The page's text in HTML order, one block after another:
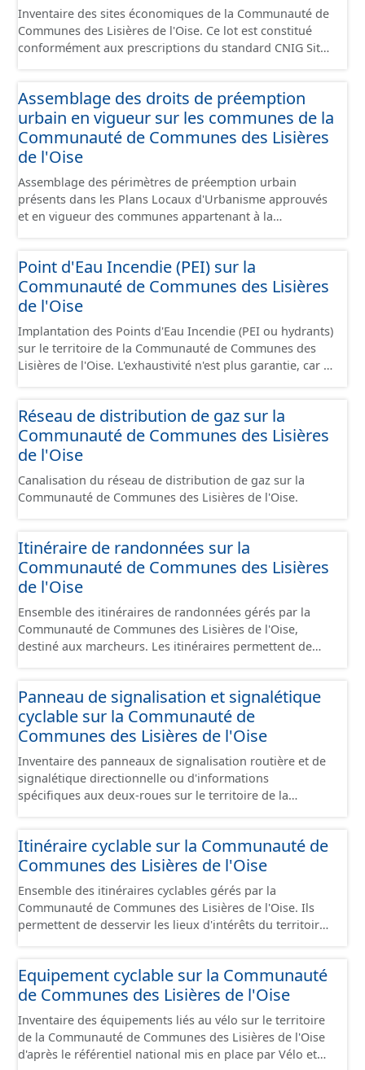
delà des prescriptions du CNIG se limitant aux SCI.
Inventaire des sites économiques de la Communauté de
Communes des Lisières de l'Oise. Ce lot est constitué
conformément aux prescriptions du standard CNIG Sites
Assemblage des droits de préemption
urbain en vigueur sur les communes de la
Communauté de Communes des Lisières
de l'Oise
Assemblage des périmètres de préemption urbain
présents dans les Plans Locaux d'Urbanisme approuvés
et en vigueur des communes appartenant à la
prescriptions nationales du CNIG. Malgré l'attention
portée à la création de ces données, il est rappelé que
seuls les documents papiers font foi et sont opposables
Point d'Eau Incendie (PEI) sur la
Communauté de Communes des Lisières
de l'Oise
Implantation des Points d'Eau Incendie (PEI ou hydrants)
sur le territoire de la Communauté de Communes des
Lisières de l'Oise. L'exhaustivité n'est plus garantie, car il
2020.
Réseau de distribution de gaz sur la
Communauté de Communes des Lisières
de l'Oise
Canalisation du réseau de distribution de gaz sur la
Communauté de Communes des Lisières de l'Oise.
Itinéraire de randonnées sur la
Communauté de Communes des Lisières
de l'Oise
Ensemble des itinéraires de randonnées gérés par la
Communauté de Communes des Lisières de l'Oise,
destiné aux marcheurs. Les itinéraires permettent de
emprunter tout type de voies (sécurisées ou non) : voie
verte, milieu urbain, chemin, .... Ce ne sont pas des
aménagements mais ils peuvent emprunter des
peuvent aussi parfois emprunter des tronçons de voies
non aménagés pour assurer une continuité. Ce jeu de
données comprend uniquement les données avec un
Panneau de signalisation et signalétique
cyclable sur la Communauté de
Communes des Lisières de l'Oise
Inventaire des panneaux de signalisation routière et de
signalétique directionnelle ou d'informations
spécifiques aux deux-roues sur le territoire de la
en cours de réalisation. Cet inventaire est en cours, la
donnée n'est donc pas exhaustive.
Itinéraire cyclable sur la Communauté de
Communes des Lisières de l'Oise
Ensemble des itinéraires cyclables gérés par la
Communauté de Communes des Lisières de l'Oise. Ils
permettent de desservir les lieux d'intérêts du territoire
de bonnes conditions. Ils peuvent emprunter tout type
de voies sécurisées : voie verte, piste cyclable, voie à
couloir partagé avec les bus, aire piétonne, bandes
cyclables ou jalonnement sur chaussée. Les itinéraires
ne sont pas des aménagements mais une succession
Equipement cyclable sur la Communauté
de Communes des Lisières de l'Oise
Inventaire des équipements liés au vélo sur le territoire
de la Communauté de Communes des Lisières de l'Oise
d'après le référentiel national mis en place par Vélo et